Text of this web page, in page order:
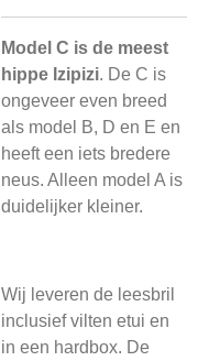
Model C is de meest
hippe Izipizi. De C is
ongeveer even breed
als model B, D en E en
heeft een iets bredere
neus. Alleen model A is
duidelijker kleiner.
Wij leveren de leesbril
inclusief vilten etui en
in een hardbox. De